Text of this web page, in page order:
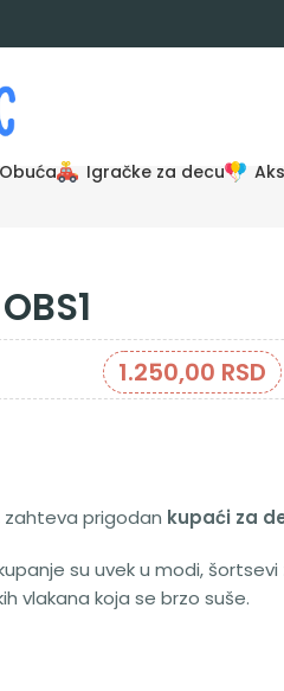
Obuća Igračke za decu
1.250,00 RSD
zahteva prigodan kupaći za
su uvek u modi, šortsevi
vlakana koja se brzo suše.